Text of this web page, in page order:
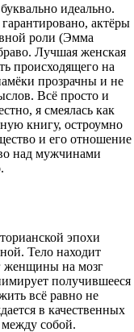
идеально.
актёры
роли (Эмма
Лучшая женская
происходящего на
прозрачны и не
Всё просто и
я смеялась как
книгу, остроумно
и его отношение
над мужчинами
эпохи
Тело находит
женщины на мозг
получившееся
всё равно не
в качественных
собой.